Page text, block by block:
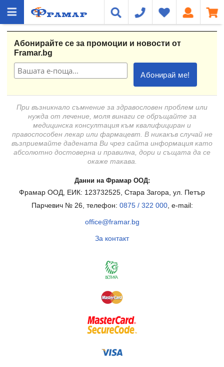
Абонирайте се за промоции и новости от
Framar.bg
При възникнало съмнение за здравословен проблем или
нужда от лечение, моля винаги се обръщайте за
медицинска консултация към квалифициран и
правоспособен лекар или фармацевт. В никакъв случай не
възприемайте дадената Ви чрез сайта информация като
абсолютно достоверна и правилна, дори и същата да се
окаже такава.
Данни на Фрамар ООД:
Фрамар ООД, ЕИК: 123732525, Стара Загора, ул. Петър
Парчевич № 26, телефон: 0875 / 322 000, e-mail:
office@framar.bg
За контакт